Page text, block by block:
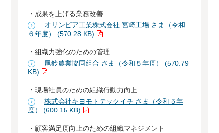
・成果を上げる業務改善
オリンピア工業株式会社 宮崎工場 さま（令和
６年度） (570.28 KB)
・組織力強化のための管理
尾鈴農業協同組合 さま（令和５年度） (570.79
KB)
・現場社員のための組織行動力向上
株式会社キヨモトテックイチ さま（令和５年
度） (600.15 KB)
・顧客満足度向上のための組織マネジメント